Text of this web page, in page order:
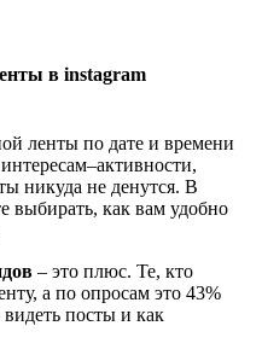
в instagram
ленты по дате и времени
никуда не денутся. В
выбирать, как вам удобно
– это плюс. Те, кто
а по опросам это 43%
видеть посты и как